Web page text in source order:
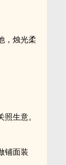
，烛光柔
生意。
铺面装